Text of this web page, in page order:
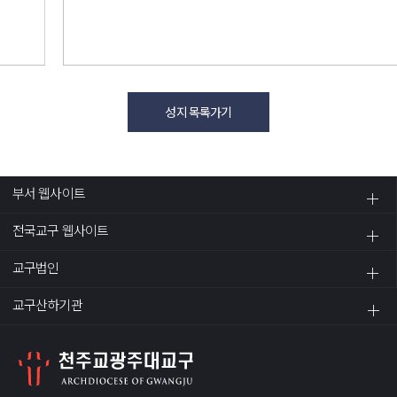
성지 목록가기
부서 웹사이트
전국교구 웹사이트
교구법인
교구산하기관